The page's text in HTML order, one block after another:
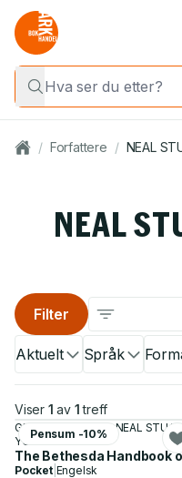
/ Forfattere / NEAL
NEAL
Aktuelt Språk
Filter
Viser 1 av 1 treff
Pensum -10%
GRIFFIN RODGERS, NEAL
YOUNG
The Bethesda Handbook
Pocket| Engelsk